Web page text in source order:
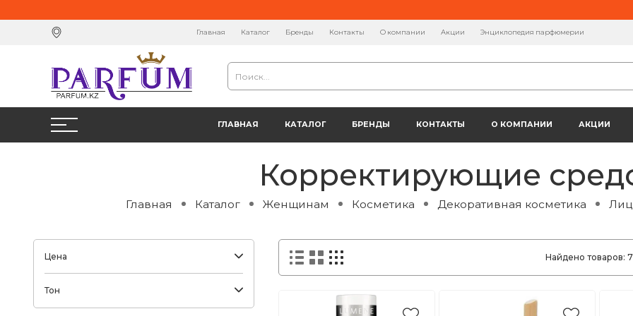
Главная Каталог Бренды Контакты О компании Акции Энциклопедия парфюмерии
ГЛАВНАЯ КАТАЛОГ БРЕНДЫ КОНТАКТЫ О КОМПАНИИ АКЦИИ
Корректирующие
Главная Каталог Женщинам Косметика Декоративная косметика
Найдено товаров: 7
Цена
Тон